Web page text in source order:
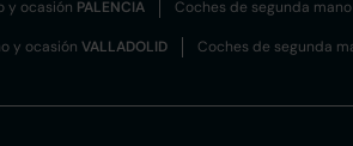
y ocasión PALENCIA Coches de segunda
y ocasión VALLADOLID Coches de segunda